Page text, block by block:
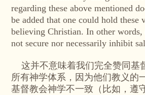
regarding these above mentioned
be added that one could hold these
believing Christian. In other words,
not secure nor necessarily inhibit
这并不意味着我们完全赞同基
所有神学体系，因为他们教义的
基督教会神学不一致（比如，遵